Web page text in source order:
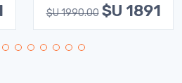
$U 1990.00 $U 1891